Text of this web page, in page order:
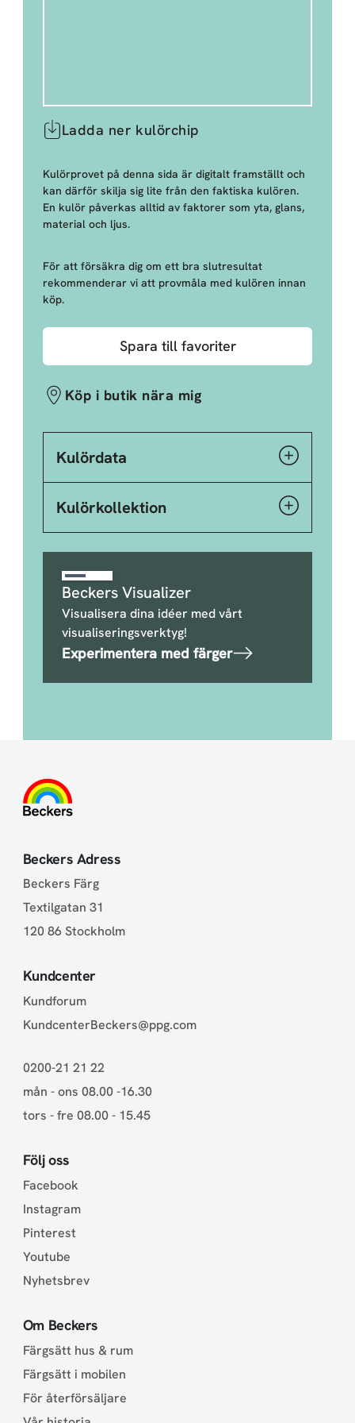
Ladda ner kulörchip
Kulörprovet på denna sida är digitalt framställt och
kan därför skilja sig lite från den faktiska kulören.
En kulör påverkas alltid av faktorer som yta, glans,
material och ljus.
För att försäkra dig om ett bra slutresultat
rekommenderar vi att provmåla med kulören innan
köp.
Spara till favoriter
Köp i butik nära mig
Kulördata
Kulörkollektion
Beckers Visualizer
Visualisera dina idéer med vårt
visualiseringsverktyg!
Experimentera med färger
Beckers Adress
Beckers Färg
Textilgatan 31
120 86 Stockholm
Kundcenter
Kundforum
KundcenterBeckers@ppg.com
0200-21 21 22
mån - ons 08.00 -16.30
tors - fre 08.00 - 15.45
Följ oss
Facebook
Instagram
Pinterest
Youtube
Nyhetsbrev
Om Beckers
Färgsätt hus & rum
Färgsätt i mobilen
För återförsäljare